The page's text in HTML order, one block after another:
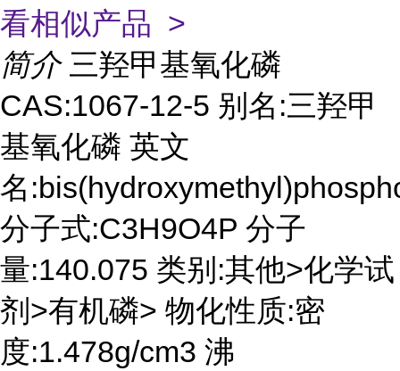
看相似产品 >
简介 三羟甲基氧化磷
CAS:1067-12-5 别名:三羟甲
基氧化磷 英文
名
分子式:C3H9O4P 分子
量:140.075 类别:其他>化学试
剂>有机磷> 物化性质:密
度:1.478g/cm3 沸